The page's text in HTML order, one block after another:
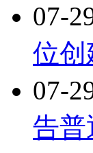
07-
位创
07-
告普